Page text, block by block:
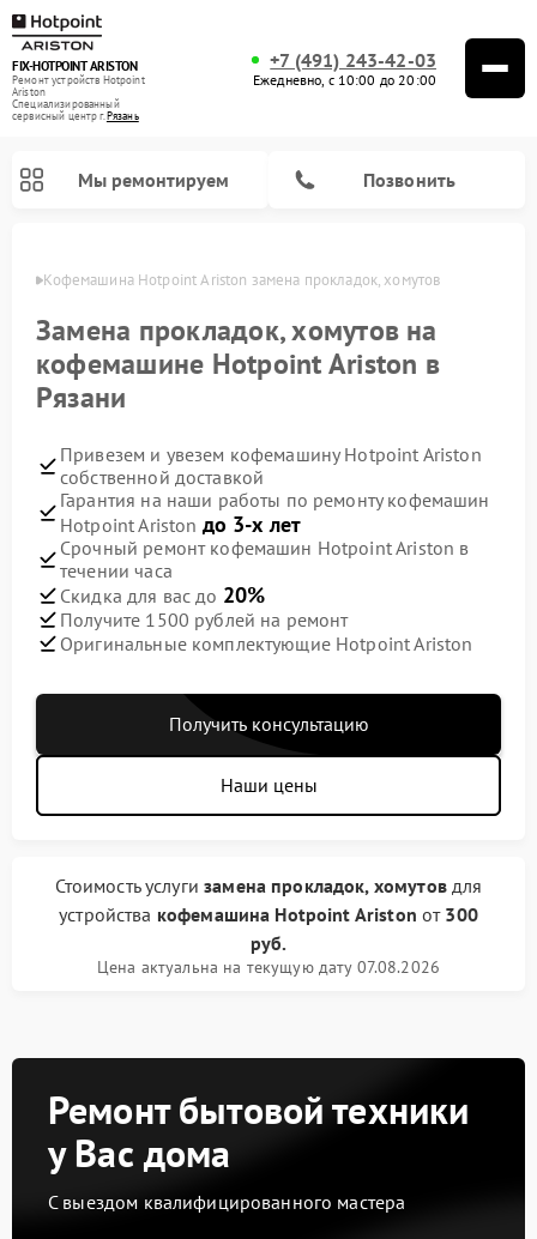
FIX-HOTPOINT ARISTON
Ремонт устройств Hotpoint
Ariston
Специализированный
cервисный центр г.Рязань
+7 (491) 243-42-03
Ежедневно, с 10:00 до 20:00
Мы ремонтируем Позвонить
Кофемашина Hotpoint Ariston замена прокладок, хомутов
Замена прокладок, хомутов на
кофемашине Hotpoint Ariston в
Рязани
Привезем и увезем кофемашину Hotpoint Ariston
собственной доставкой
Гарантия на наши работы по ремонту кофемашин
Hotpoint Ariston до 3-х лет
Срочный ремонт кофемашин Hotpoint Ariston в
течении часа
Скидка для вас до 20%
Получите 1500 рублей на ремонт
Оригинальные комплектующие Hotpoint Ariston
Получить консультацию
Наши цены
Стоимость услугизамена прокладок, хомутовдля
устройства кофемашина Hotpoint Ariston от 300
руб.
Цена актуальна на текущую дату 07.08.2026
Ремонт бытовой техники
у Вас дома
С выездом квалифицированного мастера